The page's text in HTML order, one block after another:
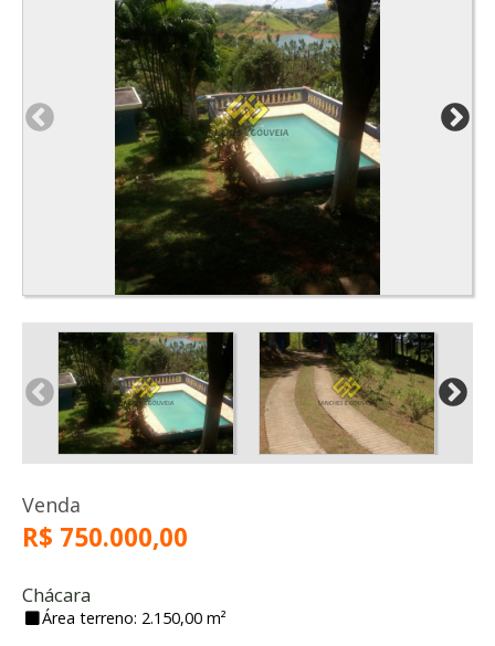
Venda
R$ 750.000,00
Chácara
Área terreno: 2.150,00 m²